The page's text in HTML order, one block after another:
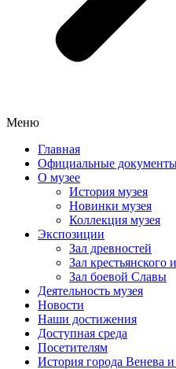
Меню
Главная
Официальные
О музее
История музея
Новинки музея
Коллекция музея
Экспозиции
Зал древностей
Зал крестьянского
Зал боевой Славы
Деятельность музея
Новости
Наши достижения
Доступная среда
Посетителям
История города Венева и